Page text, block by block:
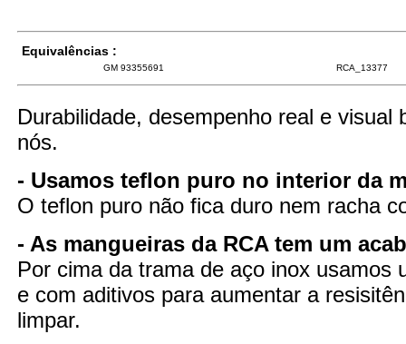
Equivalências :
GM 93355691 RCA_13377
Durabilidade, desempenho real e visual
nós.
- Usamos teflon puro no interior da
O teflon puro não fica duro nem racha
- As mangueiras da RCA tem um
Por cima da trama de aço inox usamos
e com aditivos para aumentar a
limpar.